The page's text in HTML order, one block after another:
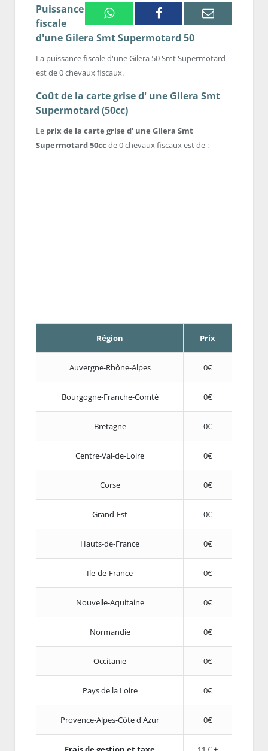
WhatsappFacebook Email
Puissance
fiscale
d'une Gilera Smt Supermotard 50
La puissance fiscale d'une Gilera 50 Smt Supermotard
est de 0 chevaux fiscaux.
Coût de la carte grise d' une Gilera Smt
Supermotard (50cc)
Le prix de la carte grise d' une Gilera Smt
Supermotard 50cc de 0 chevaux fiscaux est de :
Région Prix
Auvergne-Rhône-Alpes 0€
Bourgogne-Franche-Comté 0€
Bretagne 0€
Centre-Val-de-Loire 0€
Corse 0€
Grand-Est 0€
Hauts-de-France 0€
Ile-de-France 0€
Nouvelle-Aquitaine 0€
Normandie 0€
Occitanie 0€
Pays de la Loire 0€
Provence-Alpes-Côte d'Azur 0€